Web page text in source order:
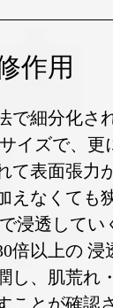
作用
で細分化さ
イズで、更
て表面張力
えなくても
浸透してい
倍以上の 浸
し、肌荒れ
ことが確認